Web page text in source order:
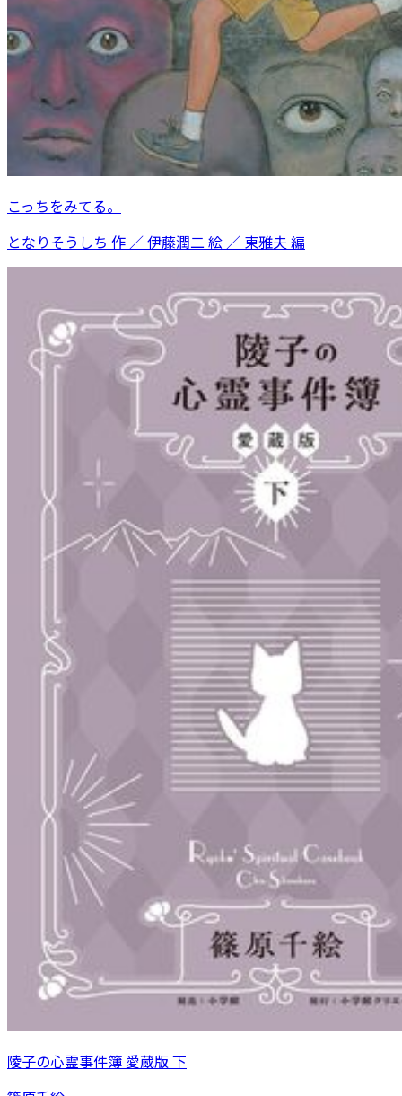
こっちをみてる。
となりそうしち 作 ／ 伊藤潤二 絵 ／ 東雅夫 編
陵子の心霊事件簿 愛蔵版 下